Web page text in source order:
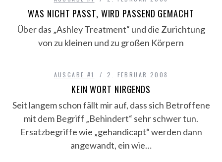
WAS NICHT PASST, WIRD PASSEND GEMACHT
Über das „Ashley Treatment“ und die Zurichtung
von zu kleinen und zu großen Körpern
AUSGABE #1 2. FEBRUAR 2008
KEIN WORT NIRGENDS
Seit langem schon fällt mir auf, dass sich Betroffene
mit dem Begriff „Behindert“ sehr schwer tun.
Ersatzbegriffe wie „gehandicapt“ werden dann
angewandt, ein wie…